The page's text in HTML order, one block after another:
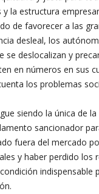
la estructura
de favorecer a las
desleal, los
se deslocalizan y
en números en sus
los problemas
siendo la única de
sancionador
fuera del mercado
y haber perdido